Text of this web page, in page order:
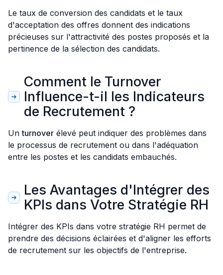
Le taux de conversion des candidats et le taux
d'acceptation des offres donnent des indications
précieuses sur l'attractivité des postes proposés et la
pertinence de la sélection des candidats.
Comment le Turnover
Influence-t-il les Indicateurs
de Recrutement ?
Unturnover élevé peut indiquer des problèmes dans
le processus de recrutement ou dans l'adéquation
entre les postes et les candidats embauchés.
Les Avantages d'Intégrer des
KPIs dans Votre Stratégie RH
Intégrer des KPIs dans votre stratégie RH permet de
prendre des décisions éclairées et d'aligner les efforts
de recrutement sur les objectifs de l'entreprise.